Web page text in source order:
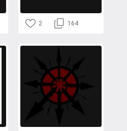
2 164